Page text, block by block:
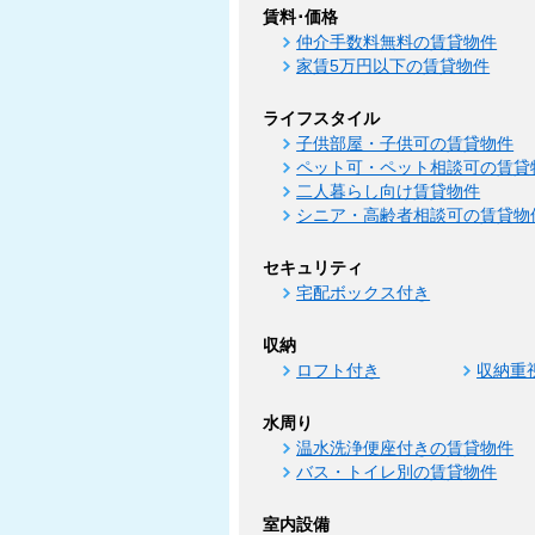
賃料･価格
仲介手数料無料の賃貸物件
家賃5万円以下の賃貸物件
ライフスタイル
子供部屋・子供可の賃貸物件
ペット可・ペット相談可の賃貸
二人暮らし向け賃貸物件
シニア・高齢者相談可の賃貸物
セキュリティ
宅配ボックス付き
収納
ロフト付き 収納重
水周り
温水洗浄便座付きの賃貸物件
バス・トイレ別の賃貸物件
室内設備